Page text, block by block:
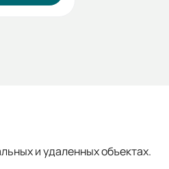
и удаленных объектах.